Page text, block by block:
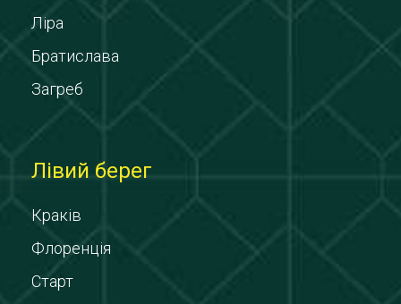
Ліра
Братислава
Загреб
Лівий берег
Краків
Флоренція
Старт